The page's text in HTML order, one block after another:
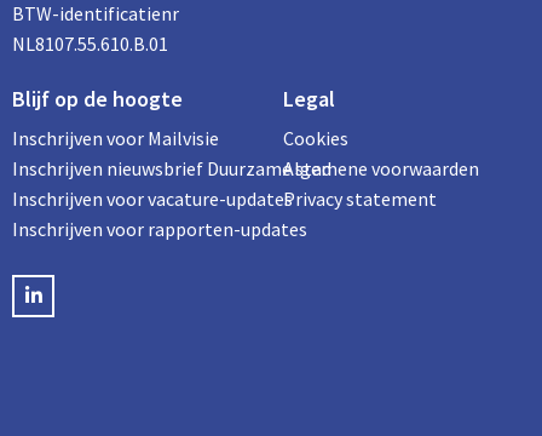
BTW-identificatienr
NL8107.55.610.B.01
Blijf op de hoogte
Inschrijven voor Mailvisie
Inschrijven nieuwsbrief Duurzame stad
Inschrijven voor vacature-updates
Inschrijven voor rapporten-updates
LinkedIN
Legal
Cookies
Algemene voorwaarden
Privacy statement